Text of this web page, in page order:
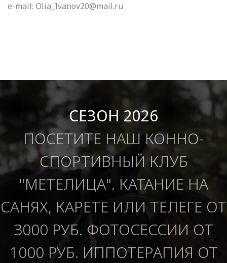
e-mail: Olia_Ivanov20@mail.ru
СЕЗОН 2026
ПОСЕТИТЕ НАШ КОННО-
СПОРТИВНЫЙ КЛУБ
"МЕТЕЛИЦА". КАТАНИЕ НА
САНЯХ, КАРЕТЕ ИЛИ ТЕЛЕГЕ ОТ
3000 РУБ. ФОТОСЕССИИ ОТ
1000 РУБ. ИППОТЕРАПИЯ ОТ